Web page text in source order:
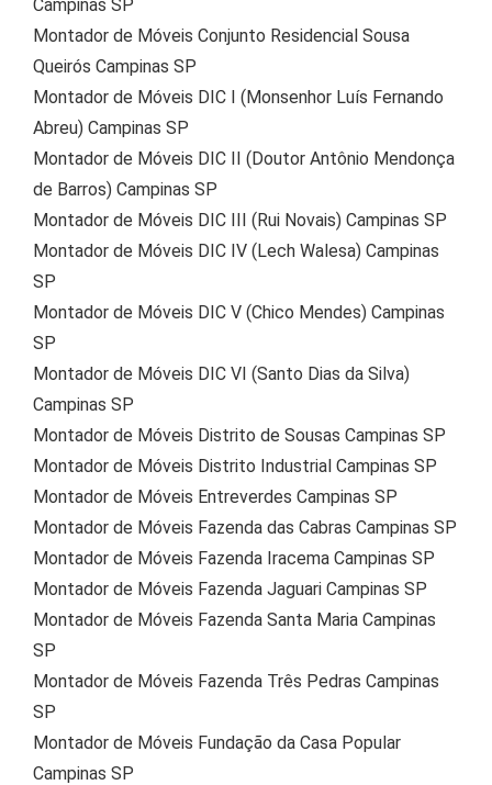
Campinas SP
Montador de Móveis Conjunto Residencial Sousa
Queirós Campinas SP
Montador de Móveis DIC I (Monsenhor Luís Fernando
Abreu) Campinas SP
Montador de Móveis DIC II (Doutor Antônio Mendonça
de Barros) Campinas SP
Montador de Móveis DIC III (Rui Novais) Campinas SP
Montador de Móveis DIC IV (Lech Walesa) Campinas
SP
Montador de Móveis DIC V (Chico Mendes) Campinas
SP
Montador de Móveis DIC VI (Santo Dias da Silva)
Campinas SP
Montador de Móveis Distrito de Sousas Campinas SP
Montador de Móveis Distrito Industrial Campinas SP
Montador de Móveis Entreverdes Campinas SP
Montador de Móveis Fazenda das Cabras Campinas SP
Montador de Móveis Fazenda Iracema Campinas SP
Montador de Móveis Fazenda Jaguari Campinas SP
Montador de Móveis Fazenda Santa Maria Campinas
SP
Montador de Móveis Fazenda Três Pedras Campinas
SP
Montador de Móveis Fundação da Casa Popular
Campinas SP